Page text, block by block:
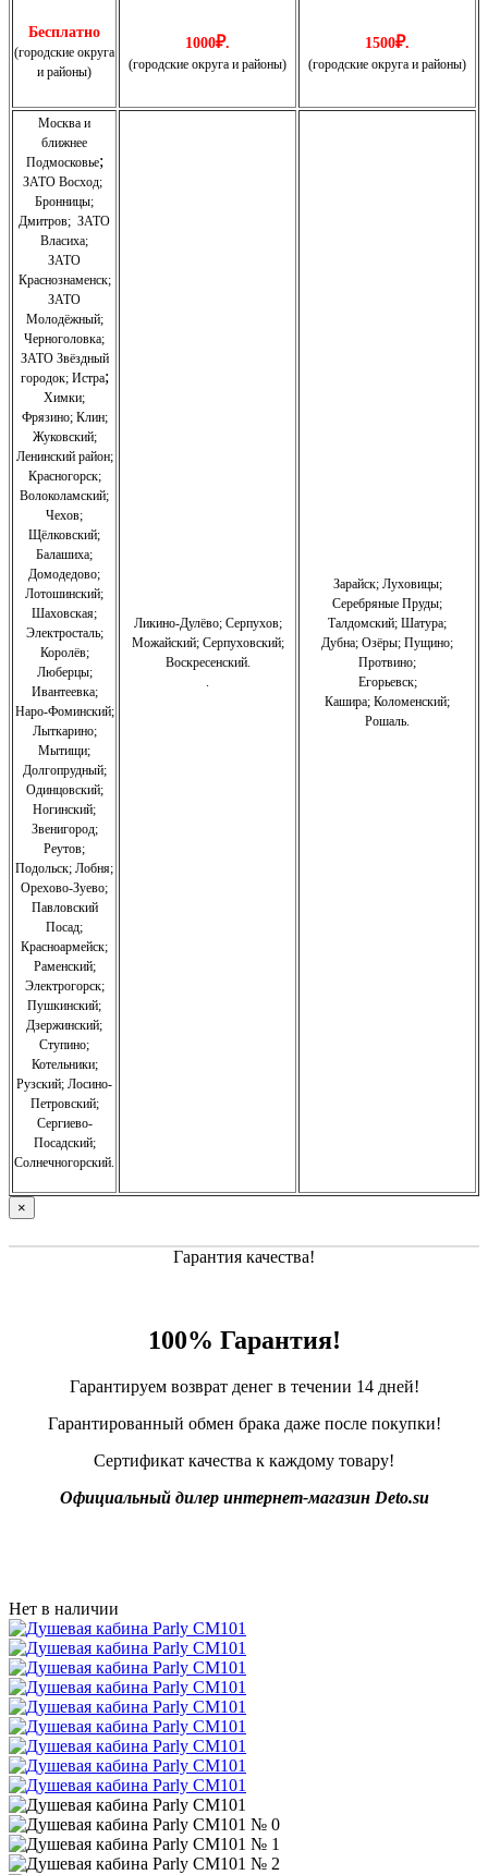
Бесплатно
(городские округа
и районы)
1000₽.
(городские округа и районы)
1500₽.
(городские округа и районы)
Москва и
ближнее
Подмосковье;
ЗАТО Восход;
Бронницы;
Дмитров; ЗАТО
Власиха;
ЗАТО
Краснознаменск;
ЗАТО
Молодёжный;
Черноголовка;
ЗАТО Звёздный
городок; Истра;
Химки;
Фрязино;Клин;
Жуковский;
Ленинский район;
Красногорск;
Волоколамский;
Чехов;
Щёлковский;
Балашиха;
Домодедово;
Лотошинский;
Шаховская;
Электросталь;
Королёв;
Люберцы;
Ивантеевка;
Наро-Фоминский;
Лыткарино;
Мытищи;
Долгопрудный;
Одинцовский;
Ногинский;
Звенигород;
Реутов;
Подольск; Лобня;
Орехово-Зуево;
Павловский
Посад;
Красноармейск;
Раменский;
Электрогорск;
Пушкинский;
Дзержинский;
Ступино;
Котельники;
Рузский; Лосино-
Петровский;
Сергиево-
Посадский;
Солнечногорский.
Ликино-Дулёво;Серпухов;
Можайский;Серпуховский;
Воскресенский.
Зарайск; Луховицы;
Серебряные Пруды;
Талдомский; Шатура;
Дубна; Озёры; Пущино;
Протвино;
Егорьевск;
Кашира; Коломенский;
Рошаль.
×
Гарантия качества!
100% Гарантия!
Гарантируем возврат денег в течении 14 дней!
Гарантированный обмен брака даже после покупки!
Сертификат качества к каждому товару!
Официальный дилер интернет-магазин Deto.su
Нет в наличии